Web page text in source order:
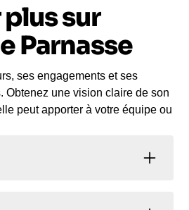
l’intervenant se
pour une prise de
engageante et sur-mesure
plus sur
Parnasse
ses engagements et ses
Obtenez une vision claire de son
peut apporter à votre équipe ou